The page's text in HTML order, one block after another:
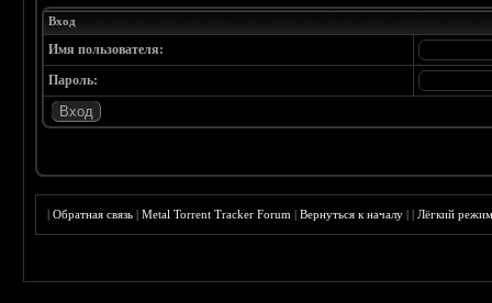
Вход
Имя пользователя:
Пароль:
|Обратная связь |Metal Torrent Tracker Forum |Вернуться к началу ||Лёгкий